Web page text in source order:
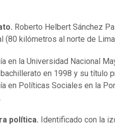
Roberto Helbert Sánchez
(80 kilómetros al norte de
en la Universidad Nacional
en 1998 y su título
en Políticas Sociales en la
.
política. Identificado con la